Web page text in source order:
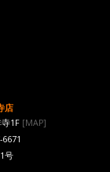
店
1F [MAP]
号